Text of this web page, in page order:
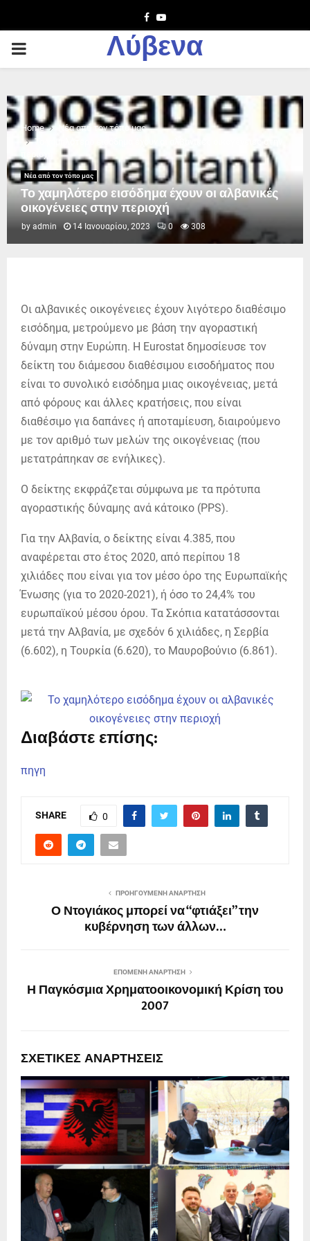
Facebook
Youtube
PRIMARY
Λύβενα
Home
Νέα από τον τόπο μας
Το χαμηλότερο εισόδημα έχουν οι αλβανικές οικογένειες στην
περιοχή
Νέα από τον τόπο μας
Το χαμηλότερο εισόδημα έχουν οι αλβανικές
οικογένειες στην περιοχή
by admin 14 Ιανουαρίου, 2023 0 308
Οι αλβανικές οικογένειες έχουν λιγότερο διαθέσιμο
εισόδημα, μετρούμενο με βάση την αγοραστική
δύναμη στην Ευρώπη. Η Eurostat δημοσίευσε τον
δείκτη του διάμεσου διαθέσιμου εισοδήματος που
είναι το συνολικό εισόδημα μιας οικογένειας, μετά
από φόρους και άλλες κρατήσεις, που είναι
διαθέσιμο για δαπάνες ή αποταμίευση, διαιρούμενο
με τον αριθμό των μελών της οικογένειας (που
μετατράπηκαν σε ενήλικες).
Ο δείκτης εκφράζεται σύμφωνα με τα πρότυπα
αγοραστικής δύναμης ανά κάτοικο (PPS).
Για την Αλβανία, ο δείκτης είναι 4.385, που
αναφέρεται στο έτος 2020, από περίπου 18
χιλιάδες που είναι για τον μέσο όρο της Ευρωπαϊκής
Ένωσης (για το 2020-2021), ή όσο το 24,4% του
ευρωπαϊκού μέσου όρου. Τα Σκόπια κατατάσσονται
μετά την Αλβανία, με σχεδόν 6 χιλιάδες, η Σερβία
(6.602), η Τουρκία (6.620), το Μαυροβούνιο (6.861).
Διαβάστε επίσης:
πηγη
SHARE 0
ΠΡΟΗΓΟΎΜΕΝΗ ΑΝΆΡΤΗΣΗ
Ο Ντογιάκος μπορεί να “φτιάξει” την
κυβέρνηση των άλλων…
ΕΠΌΜΕΝΗ ΑΝΆΡΤΗΣΗ
Η Παγκόσμια Χρηματοοικονομική Κρίση του
2007
ΣΧΕΤΙΚΈΣ ΑΝΑΡΤΉΣΕΙΣ